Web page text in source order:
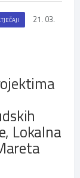
21. 03.
Lokalna